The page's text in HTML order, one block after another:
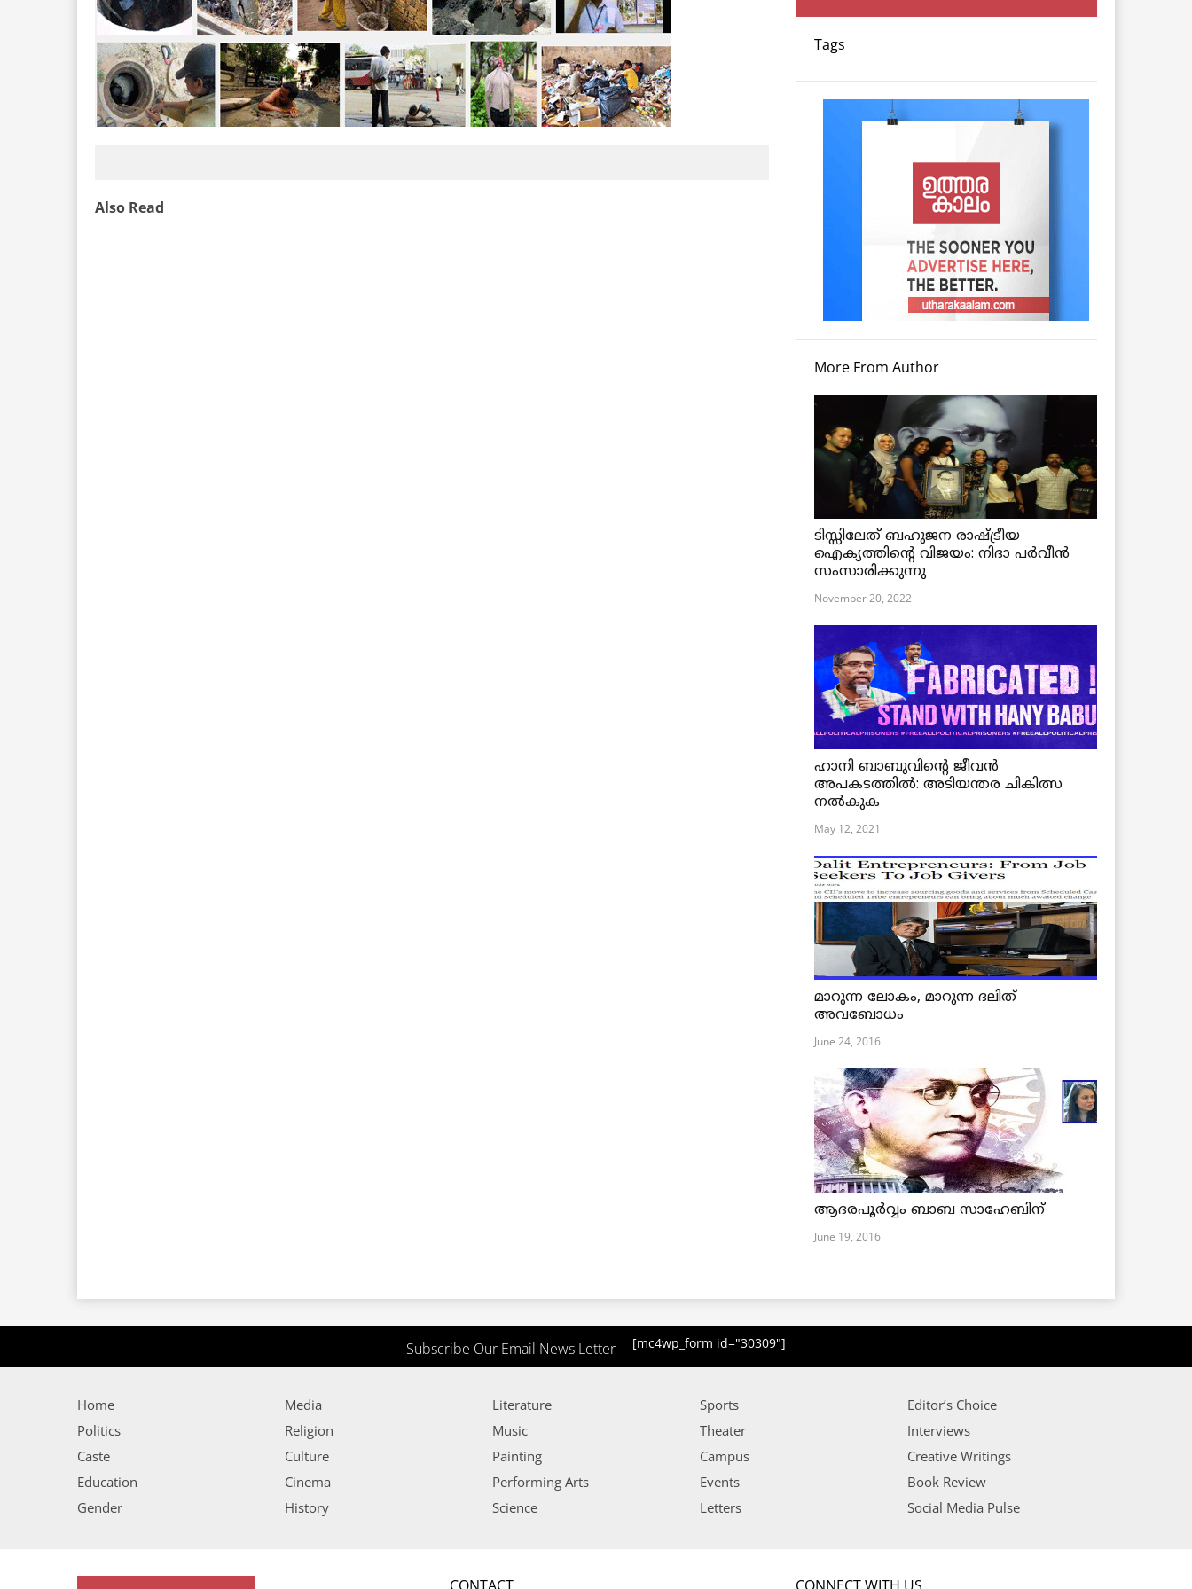
Also Read
Tags
More From Author
ടിസ്സിലേത് ബഹുജന രാഷ്ട്രീയ
ഐക്യത്തിന്റെ വിജയം: നിദാ പർവീൻ
സംസാരിക്കുന്നു
November 20, 2022
ഹാനി ബാബുവിന്റെ ജീവൻ
അപകടത്തിൽ: അടിയന്തര ചികിത്സ
നൽകുക
May 12, 2021
മാറുന്ന ലോകം, മാറുന്ന ദലിത്
അവബോധം
June 24, 2016
ആദരപൂര്‍വ്വം ബാബ സാഹേബിന്
June 19, 2016
Subscribe Our Email News Letter [mc4wp_form id="30309"]
Home
Politics
Caste
Education
Gender
Media
Religion
Culture
Cinema
History
Literature
Music
Painting
Performing Arts
Science
Sports
Theater
Campus
Events
Letters
Editor’s Choice
Interviews
Creative Writings
Book Review
Social Media Pulse